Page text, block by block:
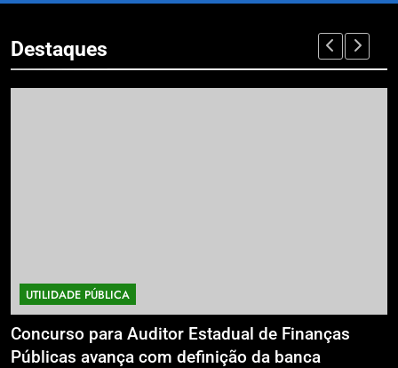
Destaques
UTILIDADE PÚBLICA
Concurso para Auditor Estadual de Finanças
Públicas avança com definição da banca